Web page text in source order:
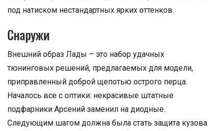
под натиском нестандартных ярких оттенков.
Снаружи
Внешний образ Лады – это набор удачных
тюнинговых решений, предлагаемых для модели,
приправленный доброй щепотью острого перца.
Началось все с оптики: некрасивые штатные
подфарники Арсений заменил на диодные.
Следующим шагом должна была стать защита кузова